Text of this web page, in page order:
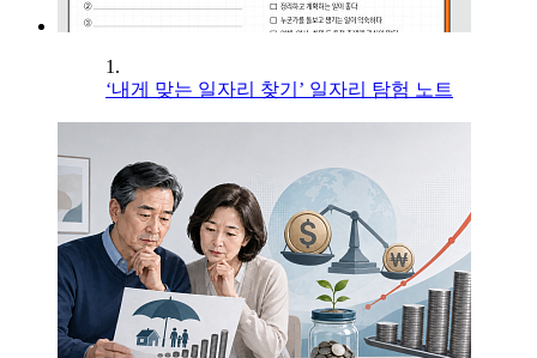
1.
‘내게 맞는 일자리 찾기’ 일자리 탐험 노트